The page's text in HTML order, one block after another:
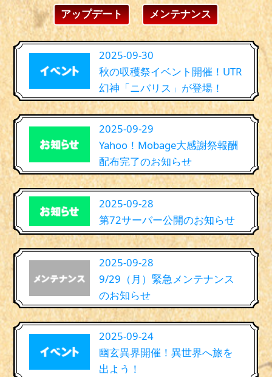
アップデート メンテナンス
2025-09-30
秋の収穫祭イベント開催！UTR
幻神「ニバリス」が登場！
2025-09-29
Yahoo！Mobage大感謝祭報酬
配布完了のお知らせ
2025-09-28
第72サーバー公開のお知らせ
2025-09-28
9/29（月）緊急メンテナンス
のお知らせ
2025-09-24
幽玄異界開催！異世界へ旅を
出よう！